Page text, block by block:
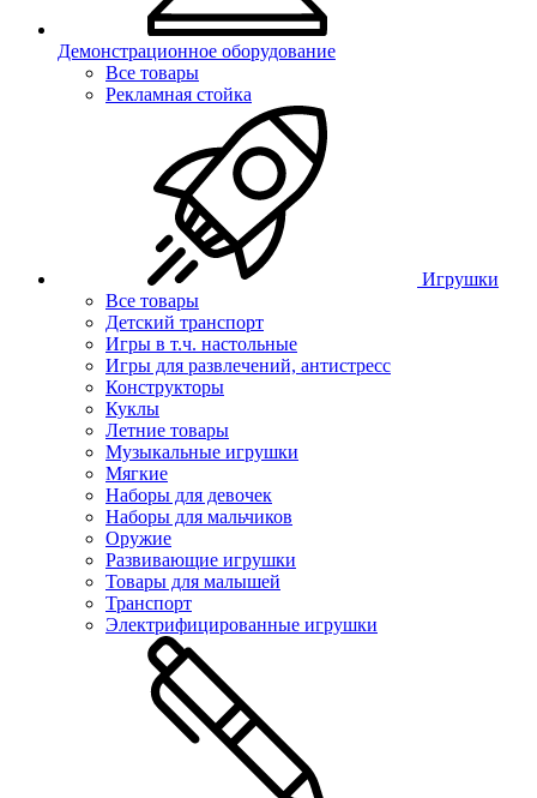
Демонстрационное оборудование
Все товары
Рекламная стойка
Игрушки
Все товары
Детский транспорт
Игры в т.ч. настольные
Игры для развлечений, антистресс
Конструкторы
Куклы
Летние товары
Музыкальные игрушки
Мягкие
Наборы для девочек
Наборы для мальчиков
Оружие
Развивающие игрушки
Товары для малышей
Транспорт
Электрифицированные игрушки